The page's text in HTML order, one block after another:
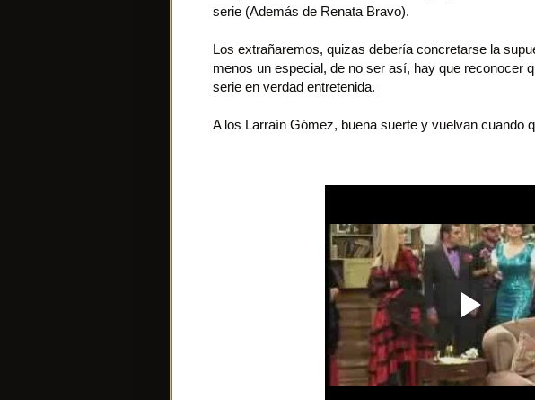
serie (Además de Renata Bravo).
Los extrañaremos, quizas debería concretarse la
menos un especial, de no ser así, hay que reconocer
serie en verdad entretenida.
A los Larraín Gómez, buena suerte y vuelvan cuando